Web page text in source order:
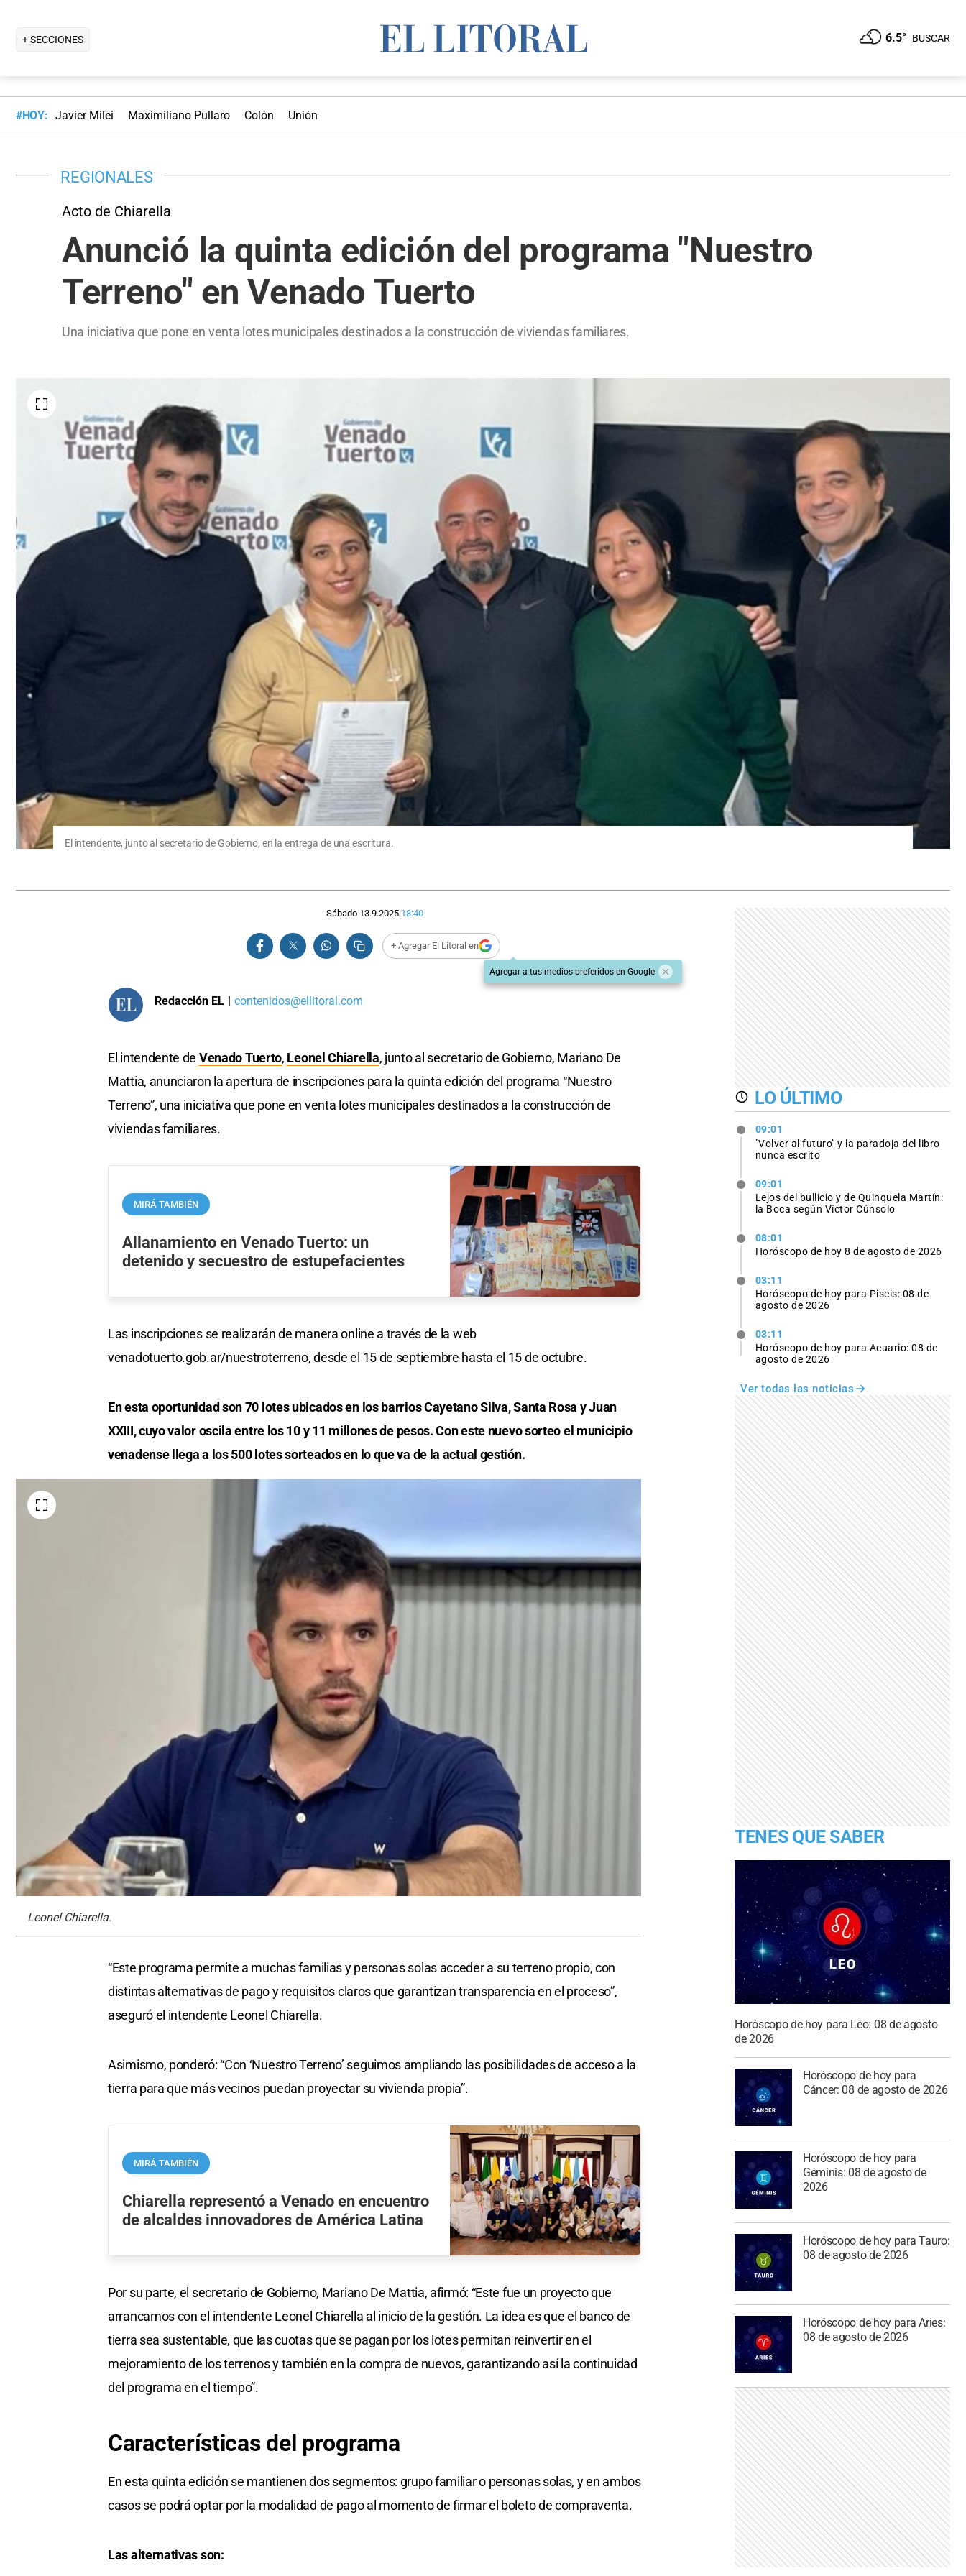
+ SECCIONES 6.5° BUSCAR
#HOY: Javier Milei Maximiliano Pullaro Colón Unión
REGIONALES
Acto de Chiarella
Anunció la quinta edición del programa "Nuestro
Terreno" en Venado Tuerto
Una iniciativa que pone en venta lotes municipales destinados a la construcción de viviendas familiares.
El intendente, junto al secretario de Gobierno, en la entrega de una escritura.
Sábado 13.9.2025 18:40
+ Agregar El Litoral en
Agregar a tus medios preferidos en Google
Redacción EL | contenidos@ellitoral.com
El intendente de Venado Tuerto, Leonel Chiarella, junto al secretario de Gobierno, Mariano De
Mattia, anunciaron la apertura de inscripciones para la quinta edición del programa “Nuestro
Terreno”, una iniciativa que pone en venta lotes municipales destinados a la construcción de
viviendas familiares.
MIRÁ TAMBIÉN
Allanamiento en Venado Tuerto: un
detenido y secuestro de estupefacientes
Las inscripciones se realizarán de manera online a través de la web
venadotuerto.gob.ar/nuestroterreno, desde el 15 de septiembre hasta el 15 de octubre.
En esta oportunidad son 70 lotes ubicados en los barrios Cayetano Silva, Santa Rosa y Juan
XXIII, cuyo valor oscila entre los 10 y 11 millones de pesos. Con este nuevo sorteo el municipio
venadense llega a los 500 lotes sorteados en lo que va de la actual gestión.
Leonel Chiarella.
“Este programa permite a muchas familias y personas solas acceder a su terreno propio, con
distintas alternativas de pago y requisitos claros que garantizan transparencia en el proceso”,
aseguró el intendente Leonel Chiarella.
Asimismo, ponderó: “Con ‘Nuestro Terreno’ seguimos ampliando las posibilidades de acceso a la
tierra para que más vecinos puedan proyectar su vivienda propia”.
MIRÁ TAMBIÉN
Chiarella representó a Venado en encuentro
de alcaldes innovadores de América Latina
Por su parte, el secretario de Gobierno, Mariano De Mattia, afirmó: “Este fue un proyecto que
arrancamos con el intendente Leonel Chiarella al inicio de la gestión. La idea es que el banco de
tierra sea sustentable, que las cuotas que se pagan por los lotes permitan reinvertir en el
mejoramiento de los terrenos y también en la compra de nuevos, garantizando así la continuidad
del programa en el tiempo”.
Características del programa
En esta quinta edición se mantienen dos segmentos: grupo familiar o personas solas, y en ambos
casos se podrá optar por la modalidad de pago al momento de firmar el boleto de compraventa.
Las alternativas son:
LO ÚLTIMO
09:01
"Volver al futuro" y la paradoja del libro
nunca escrito
09:01
Lejos del bullicio y de Quinquela Martín:
la Boca según Víctor Cúnsolo
08:01
Horóscopo de hoy 8 de agosto de 2026
03:11
Horóscopo de hoy para Piscis: 08 de
agosto de 2026
03:11
Horóscopo de hoy para Acuario: 08 de
agosto de 2026
Ver todas las noticias
TENES QUE SABER
Horóscopo de hoy para Leo: 08 de agosto
de 2026
Horóscopo de hoy para
Cáncer: 08 de agosto de 2026
Horóscopo de hoy para
Géminis: 08 de agosto de
2026
Horóscopo de hoy para Tauro:
08 de agosto de 2026
Horóscopo de hoy para Aries:
08 de agosto de 2026